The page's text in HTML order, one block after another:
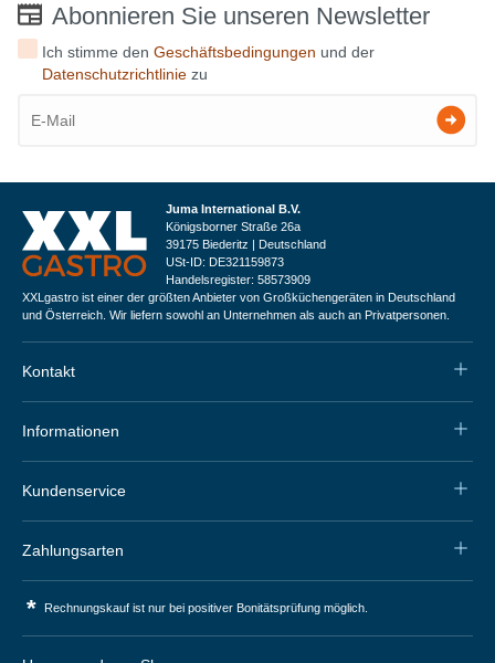
Abonnieren Sie unseren Newsletter
Ich stimme denGeschäftsbedingungen und der
Datenschutzrichtlinie zu
Juma International B.V.
Königsborner Straße 26a
39175 Biederitz | Deutschland
USt-ID: DE321159873
Handelsregister: 58573909
XXLgastro ist einer der größten Anbieter von Großküchengeräten in Deutschland
und Österreich. Wir liefern sowohl an Unternehmen als auch an Privatpersonen.
Kontakt
Informationen
Kundenservice
Zahlungsarten
* Rechnungskauf ist nur bei positiver Bonitätsprüfung möglich.